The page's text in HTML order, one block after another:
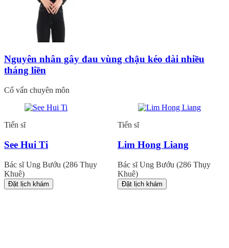
Nguyên nhân gây đau vùng chậu kéo dài nhiều
tháng liền
Cố vấn chuyên môn
Tiến sĩ
See Hui Ti
Bác sĩ Ung Bướu (286 Thụy
Khuê)
Đặt lịch khám
Tiến sĩ
Lim Hong Liang
Bác sĩ Ung Bướu (286 Thụy
Khuê)
Đặt lịch khám